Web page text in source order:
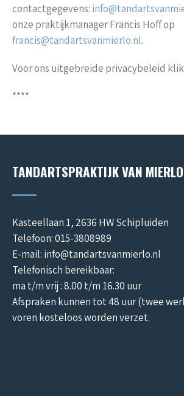
contactgegevens:
onze praktijkmanager Francis Hoff op
francis@tandartsvanmierlo.nl.
Voor ons uitgebreide privacybeleid
****
TANDARTSPRAKTIJK VAN
Kasteellaan 1, 2636 HW Schipluiden
Telefoon: 015-3808989
E-mail: info@tandartsvanmierlo.nl
Telefonisch bereikbaar:
ma t/m vrij : 8.00 t/m 16.30 uur
Afspraken kunnen tot 48 uur (twee
voren kosteloos worden verzet.